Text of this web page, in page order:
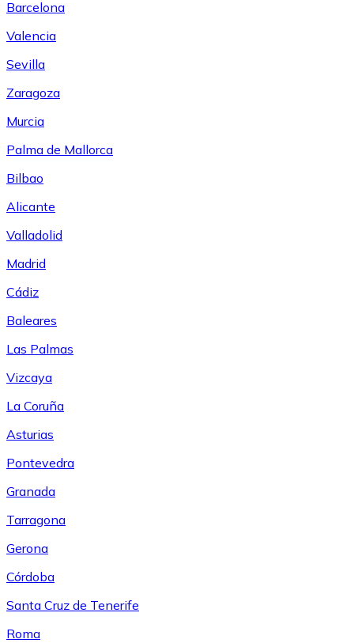
Barcelona
Valencia
Sevilla
Zaragoza
Murcia
Palma de Mallorca
Bilbao
Alicante
Valladolid
Madrid
Cádiz
Baleares
Las Palmas
Vizcaya
La Coruña
Asturias
Pontevedra
Granada
Tarragona
Gerona
Córdoba
Santa Cruz de Tenerife
Roma